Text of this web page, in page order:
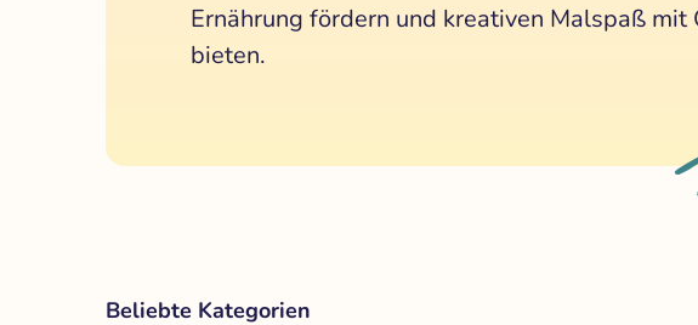
Ernährung fördern und kreativen Malspaß mit
bieten.
Beliebte Kategorien